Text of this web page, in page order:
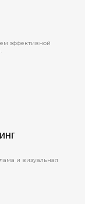
эффективной
и визуальная